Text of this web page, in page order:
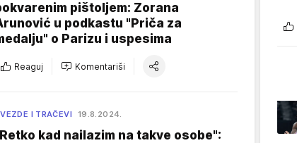
pištoljem: Zorana
u podkastu "Priča za
o Parizu i uspesima
Reaguj Komentariši
I TRAČEVI 19.8.2024.
kad nailazim na takve osobe":